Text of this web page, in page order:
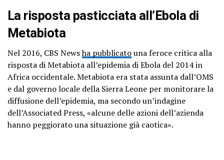
La risposta pasticciata all’Ebola di
Metabiota
Nel 2016, CBS Newsha pubblicatouna feroce critica alla
risposta di Metabiota all’epidemia di Ebola del 2014 in
Africa occidentale. Metabiota era stata assunta dall’OMS
e dal governo locale della Sierra Leone per monitorare la
diffusione dell’epidemia, ma secondo un’indagine
dell’Associated Press, «alcune delle azioni dell’azienda
hanno peggiorato una situazione già caotica».